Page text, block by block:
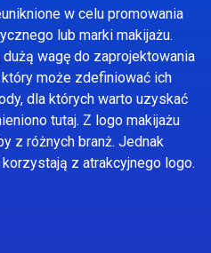
w celu promowania
lub marki makijażu.
wagę do zaprojektowania
może zdefiniować ich
dla których warto uzyskać
tutaj. Z logo makijażu
z różnych branż. Jednak
z atrakcyjnego logo.